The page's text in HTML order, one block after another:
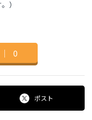
）
｜ 0
ポスト